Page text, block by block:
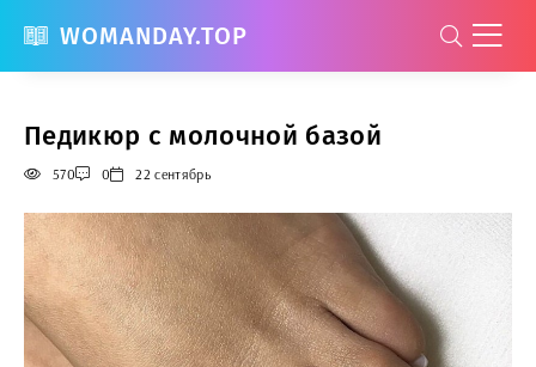
WOMANDAY.TOP
Педикюр с молочной базой
570 0 22 сентябрь